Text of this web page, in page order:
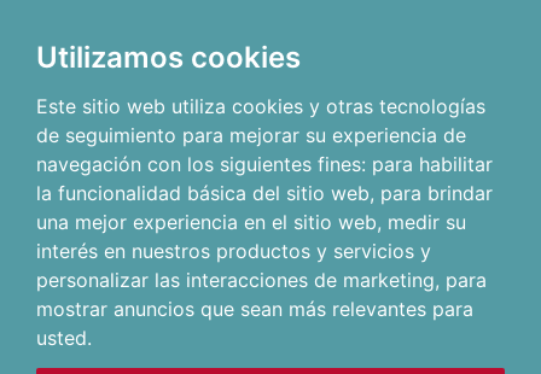
Utilizamos cookies
Este sitio web utiliza cookies y otras tecnologías
de seguimiento para mejorar su experiencia de
navegación con los siguientes fines: para habilitar
la funcionalidad básica del sitio web, para brindar
una mejor experiencia en el sitio web, medir su
interés en nuestros productos y servicios y
personalizar las interacciones de marketing, para
mostrar anuncios que sean más relevantes para
usted.